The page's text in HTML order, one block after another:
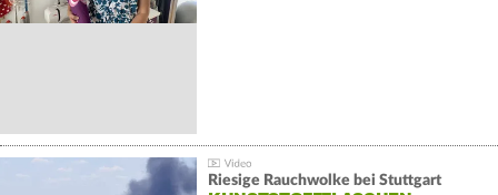
Riesige Rauchwolke bei Stuttgart